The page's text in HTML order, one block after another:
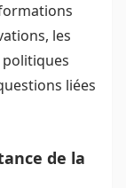
les
liées
de la